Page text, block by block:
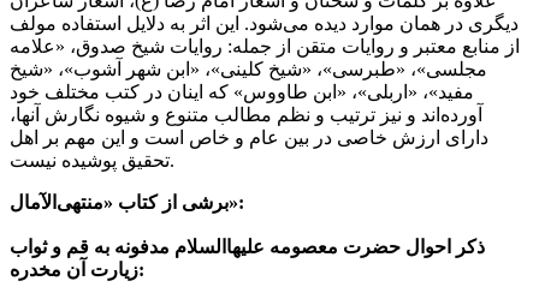
دیگری در همان موارد دیده می‌شود. این اثر به دلایل استفاده مولف
از منابع معتبر و روایات متقن از جمله: روایات شیخ صدوق، «علامه
مجلسی»، «طبرسی»، «شیخ كلینی»، «ابن شهر آشوب»، «شیخ
مفید»، «اربلی»، «ابن طاووس» كه اینان در كتب مختلف خود
آورده‌اند و نیز ترتیب و نظم مطالب متنوع و شیوه نگارش آنها،
دارای ارزش خاصی در بین عام و خاص است و این مهم بر اهل
تحقیق پوشیده نیست.
برشی از کتاب «منتهی‌الآمال»:
ذکر احوال حضرت معصومه علیهاالسلام مدفونه به قم و ثواب
زیارت آن مخدره: